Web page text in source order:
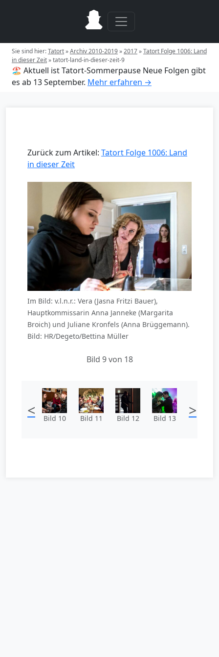
Sie sind hier:Tatort»Archiv 2010-2019»2017»Tatort Folge 1006: Land
in dieser Zeit»tatort-land-in-dieser-zeit-9
🏖️ Aktuell ist Tatort-Sommerpause Neue Folgen gibt
es ab 13 September. Mehr erfahren →
Zurück zum Artikel: Tatort Folge 1006: Land
in dieser Zeit
Im Bild: v.l.n.r.: Vera (Jasna Fritzi Bauer),
Hauptkommissarin Anna Janneke (Margarita
Broich) und Juliane Kronfels (Anna Brüggemann).
Bild: HR/Degeto/Bettina Müller
Bild 9 von 18
< Bild 10 Bild 11 Bild 12 Bild 13 >